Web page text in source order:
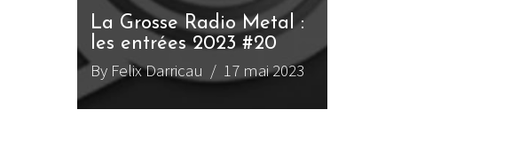
La Grosse Radio Metal :
les entrées 2023 #20
By Felix Darricau / 17 mai 2023